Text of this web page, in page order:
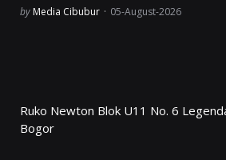
Posted
by Media Cibubur 05-August-2026
Ruko Newton Blok U11 No. 6
Bogor